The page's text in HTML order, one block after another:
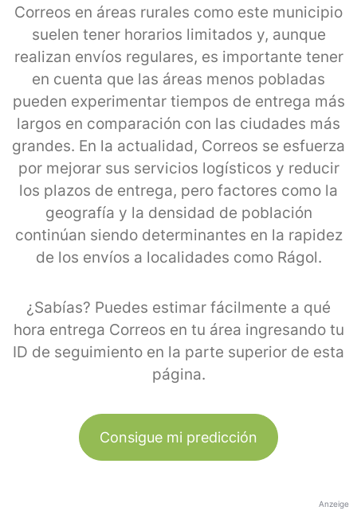
Correos en áreas rurales como este municipio
suelen tener horarios limitados y, aunque
realizan envíos regulares, es importante tener
en cuenta que las áreas menos pobladas
pueden experimentar tiempos de entrega más
largos en comparación con las ciudades más
grandes. En la actualidad, Correos se esfuerza
por mejorar sus servicios logísticos y reducir
los plazos de entrega, pero factores como la
geografía y la densidad de población
continúan siendo determinantes en la rapidez
de los envíos a localidades como Rágol.
¿Sabías? Puedes estimar fácilmente a qué
hora entrega Correos en tu área ingresando tu
ID de seguimiento en la parte superior de esta
página.
Consigue mi predicción
Anzeige